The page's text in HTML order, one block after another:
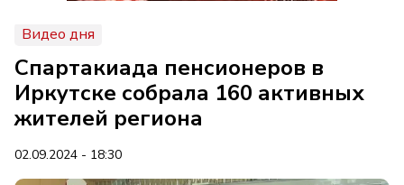
Видео дня
Спартакиада пенсионеров в
Иркутске собрала 160 активных
жителей региона
02.09.2024 - 18:30